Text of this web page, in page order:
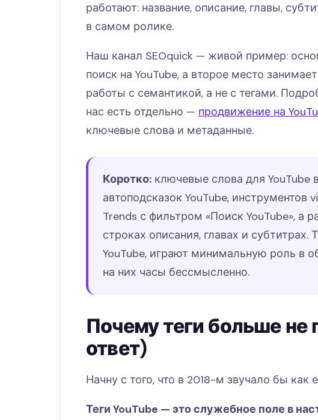
работают: название, описание, главы,
в самом ролике.
Наш канал SEOquick — живой пример:
поиск на YouTube, а второе место
работы с семантикой, а не с тегами.
нас есть отдельно — продвижение на
ключевые слова и метаданные.
Коротко: ключевые слова для YouTube
автоподсказок YouTube, инструментов
Trends с фильтром «Поиск YouTube», а
строках описания, главах и
YouTube, играют минимальную роль в
на них часы бессмысленно.
Почему теги больше не
ответ)
Начну с того, что в 2018-м звучало бы как
Теги YouTube — это служебное поле в